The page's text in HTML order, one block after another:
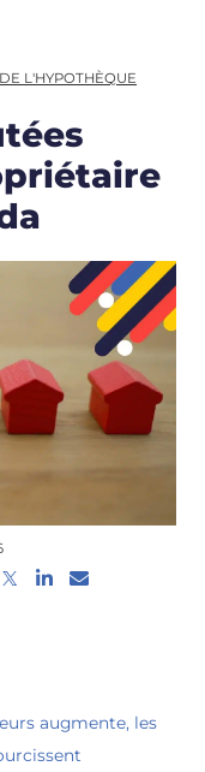
L'HYPOTHÈQUE
augmente, les